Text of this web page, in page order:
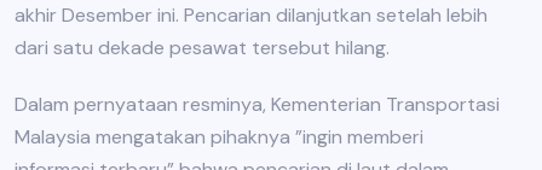
akhir Desember ini. Pencarian dilanjutkan setelah lebih
dari satu dekade pesawat tersebut hilang.
Dalam pernyataan resminya, Kementerian Transportasi
Malaysia mengatakan pihaknya ”ingin memberi